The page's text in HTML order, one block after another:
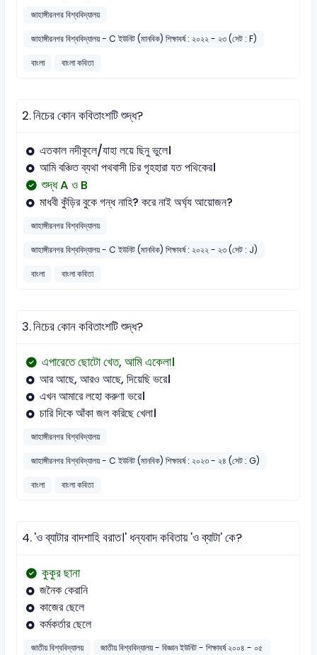
জাহাঙ্গীরনগর বিশ্ববিদ্যালয়
জাহাঙ্গীরনগর বিশ্ববিদ্যালয় - C ইউনিট (মানবিক) শিক্ষাবর্ষ : ২০২২ - ২৩ (সেট : F)
বাংলা
বাংলা কবিতা
2.নিচের কোন কবিতাংশটি শুদ্ধ?
এতকাল নদীকূলে/যাহা লয়ে ছিনু ভুলে।
আমি বঞ্চিত ব্যথা পথবাসী চির গৃহহারা যত পথিকের।
শুদ্ধ A ও B
মাধবী কুঁড়ির বুকে গন্ধ নাহি? করে নাই অর্ঘ্য আয়োজন?
জাহাঙ্গীরনগর বিশ্ববিদ্যালয়
জাহাঙ্গীরনগর বিশ্ববিদ্যালয় - C ইউনিট (মানবিক) শিক্ষাবর্ষ : ২০২২ - ২৩ (সেট : J)
বাংলা
বাংলা কবিতা
3.নিচের কোন কবিতাংশটি শুদ্ধ?
এপারেতে ছোটো খেত, আমি একেলা।
আর আছে, আরও আছে, দিয়েছি ভরে।
এখন আমারে লহো করুণা ভরে।
চারি দিকে আঁকা জল করিছে খেলা।
জাহাঙ্গীরনগর বিশ্ববিদ্যালয়
জাহাঙ্গীরনগর বিশ্ববিদ্যালয় - C ইউনিট (মানবিক) শিক্ষাবর্ষ : ২০২৩ - ২৪ (সেট : G)
বাংলা
বাংলা কবিতা
4.'ও ব্যাটার বাদশাহি বরাত।' ধন্যবাদ কবিতায় 'ও ব্যাটা' কে?
কুকুর ছানা
জনৈক কেরানি
কাজের ছেলে
কর্মকর্তার ছেলে
জাতীয় বিশ্ববিদ্যালয়
জাতীয় বিশ্ববিদ্যালয় - বিজ্ঞান ইউনিট - শিক্ষাবর্ষ ২০০৪ - ০৫